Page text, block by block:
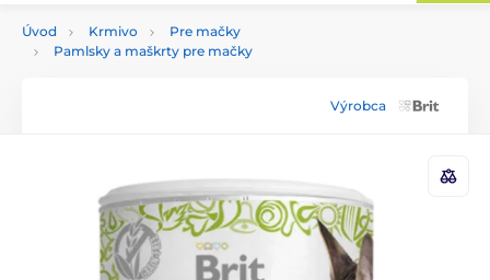
Úvod Krmivo
Pre mačky
Pamlsky a maškrty pre mačky
Výrobca